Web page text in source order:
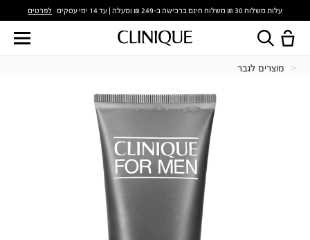
עלות משלוח 30 ₪ משלוח חינם ברכישה ב-249 ₪ ומעלה | עד 14 ימי עסקים לפרטים
מוצרים לגבר